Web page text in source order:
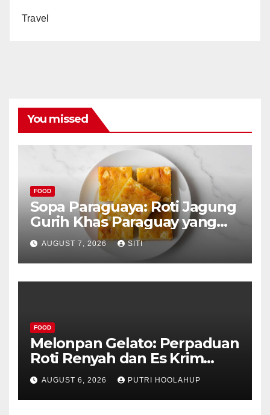
Travel
You missed
FOOD
Sopa Paraguaya: Roti Jagung
Gurih Khas Paraguay yang
Unik
AUGUST 7, 2026 SITI
FOOD
Melonpan Gelato: Perpaduan
Roti Renyah dan Es Krim
Lembut yang Menggoda
AUGUST 6, 2026 PUTRI HOOLAHUP